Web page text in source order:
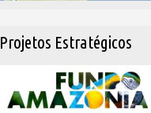
Projetos Estratégicos